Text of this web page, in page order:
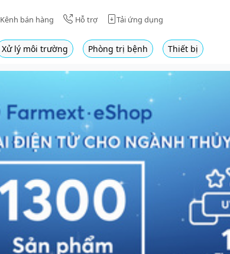
Kênh bán hàng Hỗ trợ Tải ứng dụng
Xử lý môi trường Phòng trị bệnh Thiết bị